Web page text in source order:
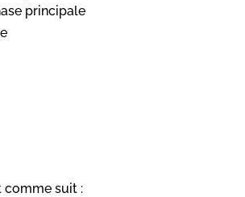
principale
comme suit :